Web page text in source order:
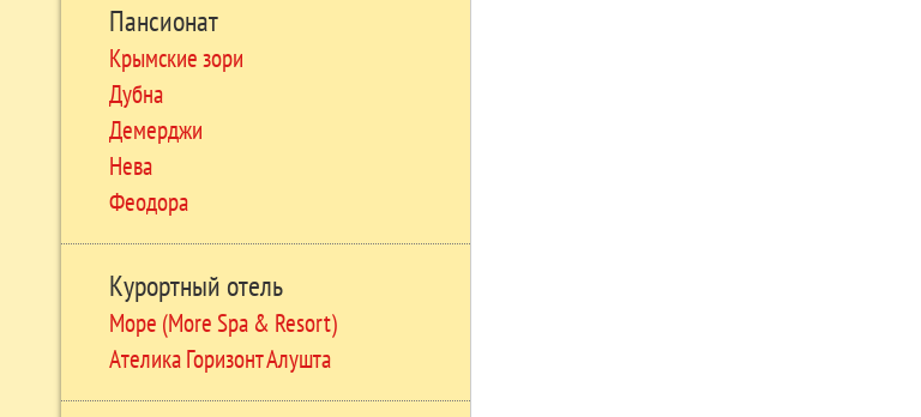
Пансионат
Крымские зори
Дубна
Демерджи
Нева
Феодора
Курортный отель
Море (More Spa & Resort)
Ателика Горизонт Алушта